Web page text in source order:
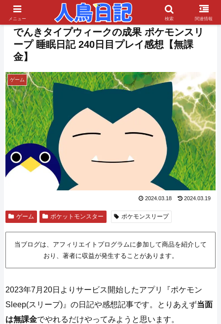
でんきタイプウィークの成果 ポケモンスリ
ープ 睡眠日記 240日目プレイ感想【無課
金】
ゲーム
2024.03.18 2024.03.19
ゲーム ポケットモンスター ポケモンスリープ
当ブログは、アフィリエイトプログラムに参加して商品を紹介して
おり、著者に収益が発生することがあります。
2023年7月20日よりサービス開始したアプリ『ポケモン
Sleep(スリープ)』の日記や感想記事です。とりあえず当面
は無課金でやれるだけやってみようと思います。
メニュー 検索 関連情報